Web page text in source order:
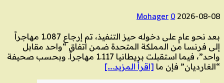
2026-08-08
Mohager0
بعد نحو عام على دخوله حيز التنفيذ، تم إرجاع 1.087 مهاجراً
إلى فرنسا من المملكة المتحدة ضمن اتفاق “واحد مقابل
واحد”، فيما استقبلت بريطانيا 1.117 مهاجراً. وبحسب صحيفة
“الغارديان” فإن ما [اقرأ المزيد….]